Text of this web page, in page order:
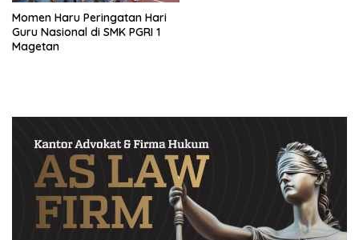
Momen Haru Peringatan Hari
Guru Nasional di SMK PGRI 1
Magetan